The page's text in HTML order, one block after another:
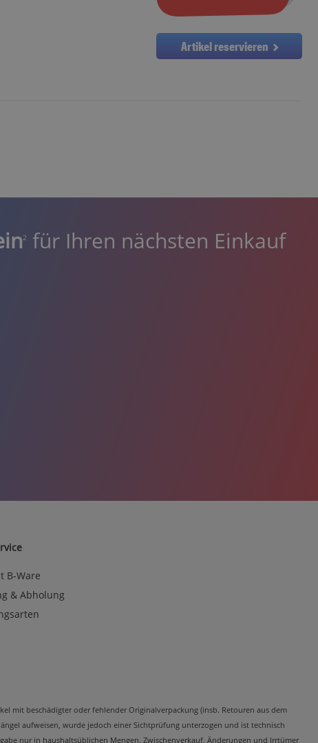
Artikel reservieren
2
für Ihren nächsten Einkauf
B-Ware
& Abholung
mit beschädigter oder fehlender Originalverpackung (insb. Retouren aus dem
aufweisen, wurde jedoch einer Sichtprüfung unterzogen und ist technisch
nur in haushaltsüblichen Mengen. Zwischenverkauf, Änderungen und Irrtümer